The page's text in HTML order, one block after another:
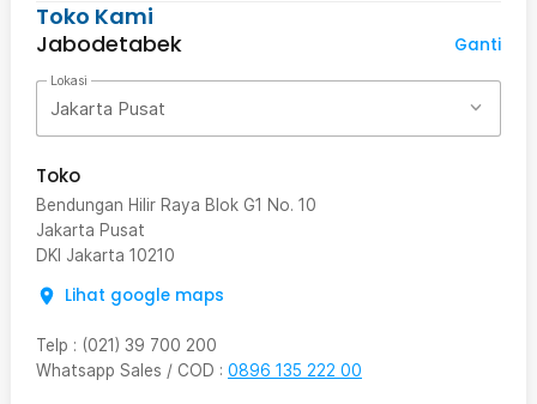
Toko Kami
Jabodetabek
Ganti
Lokasi
Jakarta Pusat
Toko
Bendungan Hilir Raya Blok G1 No. 10
Jakarta Pusat
DKI Jakarta 10210
Lihat google maps
Telp : (021) 39 700 200
Whatsapp Sales / COD : 0896 135 222 00